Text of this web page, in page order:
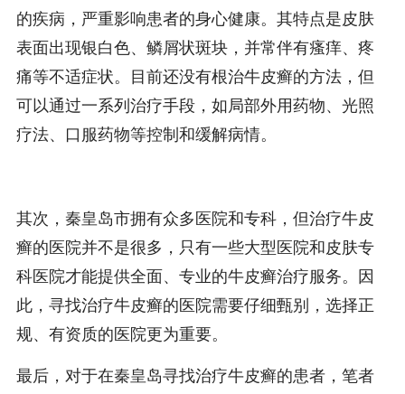
的疾病，严重影响患者的身心健康。其特点是皮肤
表面出现银白色、鳞屑状斑块，并常伴有瘙痒、疼
痛等不适症状。目前还没有根治牛皮癣的方法，但
可以通过一系列治疗手段，如局部外用药物、光照
疗法、口服药物等控制和缓解病情。
其次，秦皇岛市拥有众多医院和专科，但治疗牛皮
癣的医院并不是很多，只有一些大型医院和皮肤专
科医院才能提供全面、专业的牛皮癣治疗服务。因
此，寻找治疗牛皮癣的医院需要仔细甄别，选择正
规、有资质的医院更为重要。
最后，对于在秦皇岛寻找治疗牛皮癣的患者，笔者